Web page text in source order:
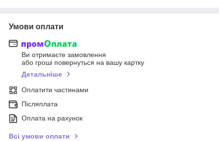
Умови оплати
Ви отримаєте замовлення
або гроші повернуться на вашу картку
Детальніше
Оплатити частинами
Післяплата
Оплата на рахунок
Всі умови оплати